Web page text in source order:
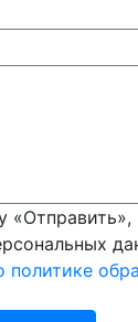
«Отправить»,